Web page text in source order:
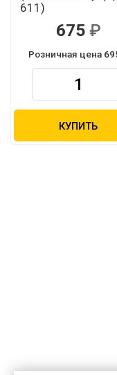
611)
675
Розничная цена
КУПИТЬ